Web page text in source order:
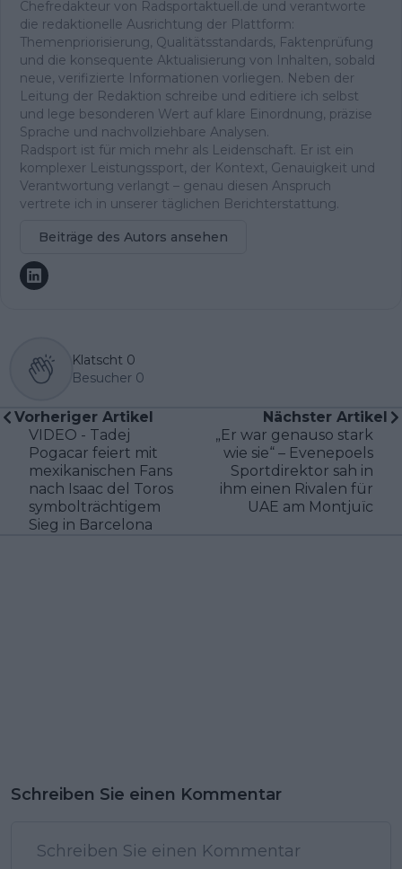
Chefredakteur von Radsportaktuell.de und verantworte
die redaktionelle Ausrichtung der Plattform:
Themenpriorisierung, Qualitätsstandards, Faktenprüfung
und die konsequente Aktualisierung von Inhalten, sobald
neue, verifizierte Informationen vorliegen. Neben der
Leitung der Redaktion schreibe und editiere ich selbst
und lege besonderen Wert auf klare Einordnung, präzise
Sprache und nachvollziehbare Analysen.
Radsport ist für mich mehr als Leidenschaft. Er ist ein
komplexer Leistungssport, der Kontext, Genauigkeit und
Verantwortung verlangt – genau diesen Anspruch
vertrete ich in unserer täglichen Berichterstattung.
Beiträge des Autors ansehen
Klatscht 0
Besucher 0
Vorheriger Artikel
VIDEO - Tadej
Pogacar feiert mit
mexikanischen Fans
nach Isaac del Toros
symbolträchtigem
Sieg in Barcelona
Nächster Artikel
„Er war genauso stark
wie sie“ – Evenepoels
Sportdirektor sah in
ihm einen Rivalen für
UAE am Montjuïc
Schreiben Sie einen Kommentar